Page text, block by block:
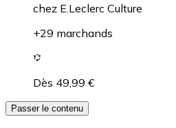
chez E.Leclerc Culture
+29 marchands
Dès 49,99 €
Passer le contenu